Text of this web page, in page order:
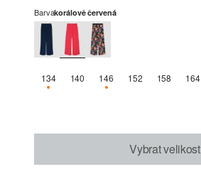
Barvakorálově červená
134K DISPOZICI POUZE 1
140 146K DISPOZICI POUZE 1
152 158 164
Vybrat velikost